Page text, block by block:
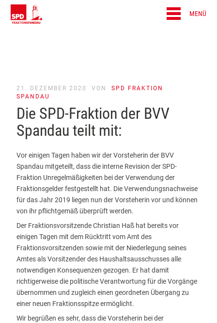
MENÜ
21. DEZEMBER 2020 VON
SPD FRAKTION
SPANDAU
Die SPD-Fraktion der BVV
Spandau teilt mit:
Vor einigen Tagen haben wir der Vorsteherin der BVV
Spandau mitgeteilt, dass die interne Revision der SPD-
Fraktion Unregelmäßigkeiten bei der Verwendung der
Fraktionsgelder festgestellt hat. Die Verwendungsnachweise
für das Jahr 2019 liegen nun der Vorsteherin vor und können
von ihr pflichtgemäß überprüft werden.
Der Fraktionsvorsitzende Christian Haß hat bereits vor
einigen Tagen mit dem Rücktritt vom Amt des
Fraktionsvorsitzenden sowie mit der Niederlegung seines
Amtes als Vorsitzender des Haushaltsausschusses alle
notwendigen Konsequenzen gezogen. Er hat damit
richtigerweise die politische Verantwortung für die Vorgänge
übernommen und zugleich einen geordneten Übergang zu
einer neuen Fraktionsspitze ermöglicht.
Wir begrüßen es sehr, dass die Vorsteherin bei der